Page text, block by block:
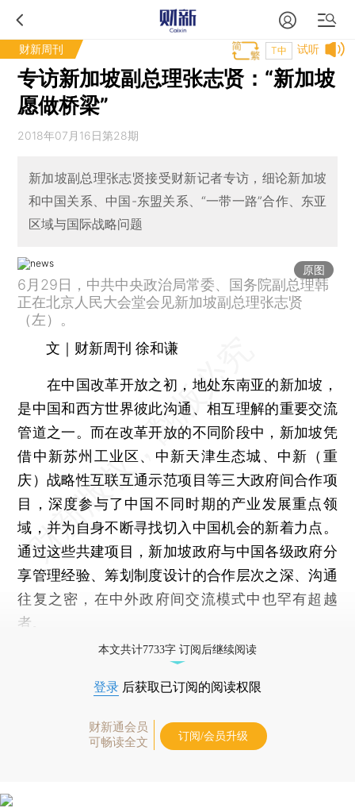
财新周刊 试听
T中
专访新加坡副总理张志贤：“新加坡
愿做桥梁”
2018年07月16日第28期
新加坡副总理张志贤接受财新记者专访，细论新加坡
和中国关系、中国-东盟关系、“一带一路”合作、东亚
区域与国际战略问题
原图
6月29日，中共中央政治局常委、国务院副总理韩
正在北京人民大会堂会见新加坡副总理张志贤
（左）。
文｜财新周刊 徐和谦
在中国改革开放之初，地处东南亚的新加坡，
是中国和西方世界彼此沟通、相互理解的重要交流
管道之一。而在改革开放的不同阶段中，新加坡凭
借中新苏州工业区、中新天津生态城、中新（重
庆）战略性互联互通示范项目等三大政府间合作项
目，深度参与了中国不同时期的产业发展重点领
域，并为自身不断寻找切入中国机会的新着力点。
通过这些共建项目，新加坡政府与中国各级政府分
享管理经验、筹划制度设计的合作层次之深、沟通
往复之密，在中外政府间交流模式中也罕有超越
者。
本文共计7733字 订阅后继续阅读
登录 后获取已订阅的阅读权限
财新通会员
可畅读全文
订阅/会员升级